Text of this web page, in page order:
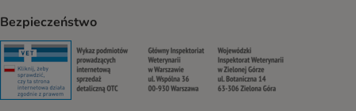
Bezpieczeństwo
Security Security Security